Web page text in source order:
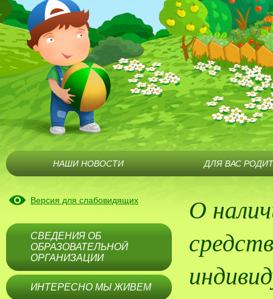
Версия для слабовидящих
СВЕДЕНИЯ ОБ
ОБРАЗОВАТЕЛЬНОЙ
ОРГАНИЗАЦИИ
ИНТЕРЕСНО МЫ ЖИВЕМ
О
НАШИ НОВОСТИ ДЛЯ ВАС